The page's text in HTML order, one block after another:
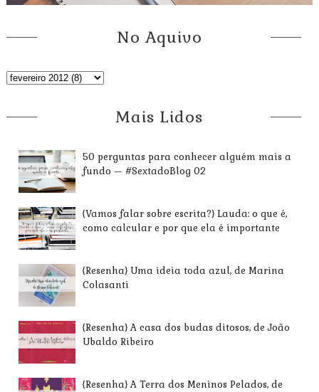
No Aquivo
Mais Lidos
50 perguntas para conhecer alguém mais a
fundo — #SextadoBlog 02
{Vamos falar sobre escrita?} Lauda: o que é,
como calcular e por que ela é importante
{Resenha} Uma ideia toda azul, de Marina
Colasanti
{Resenha} A casa dos budas ditosos, de João
Ubaldo Ribeiro
{Resenha} A Terra dos Meninos Pelados, de